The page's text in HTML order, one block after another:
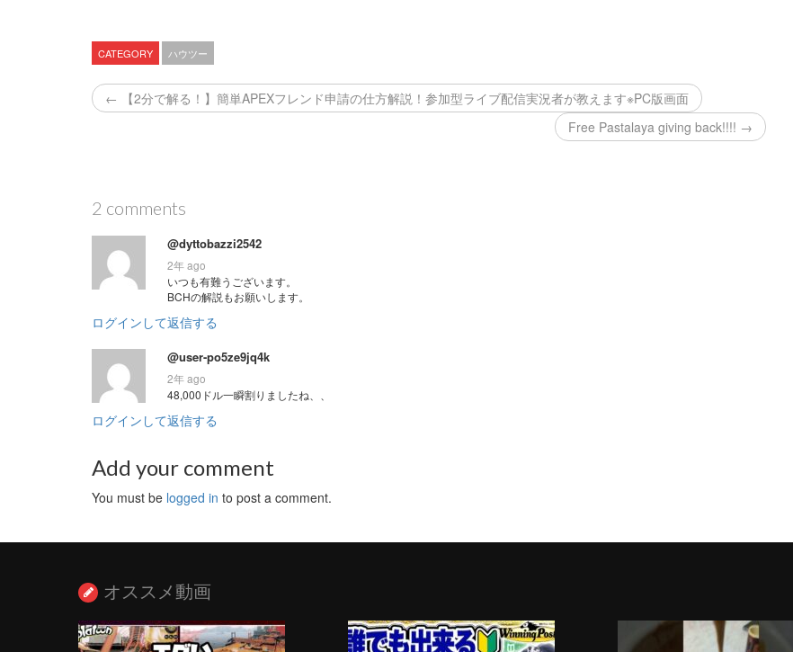
CATEGORY ハウツー
← 【2分で解る！】簡単APEXフレンド申請の仕方解説！参加型ライブ配信実況者が教えます※PC版画面
Free Pastalaya giving back!!!! →
2 comments
@dyttobazzi2542
2年 ago
いつも有難うございます。
BCHの解説もお願いします。
ログインして返信する
@user-po5ze9jq4k
2年 ago
48,000ドル一瞬割りましたね、、
ログインして返信する
Add your comment
You must be logged in to post a comment.
オススメ動画